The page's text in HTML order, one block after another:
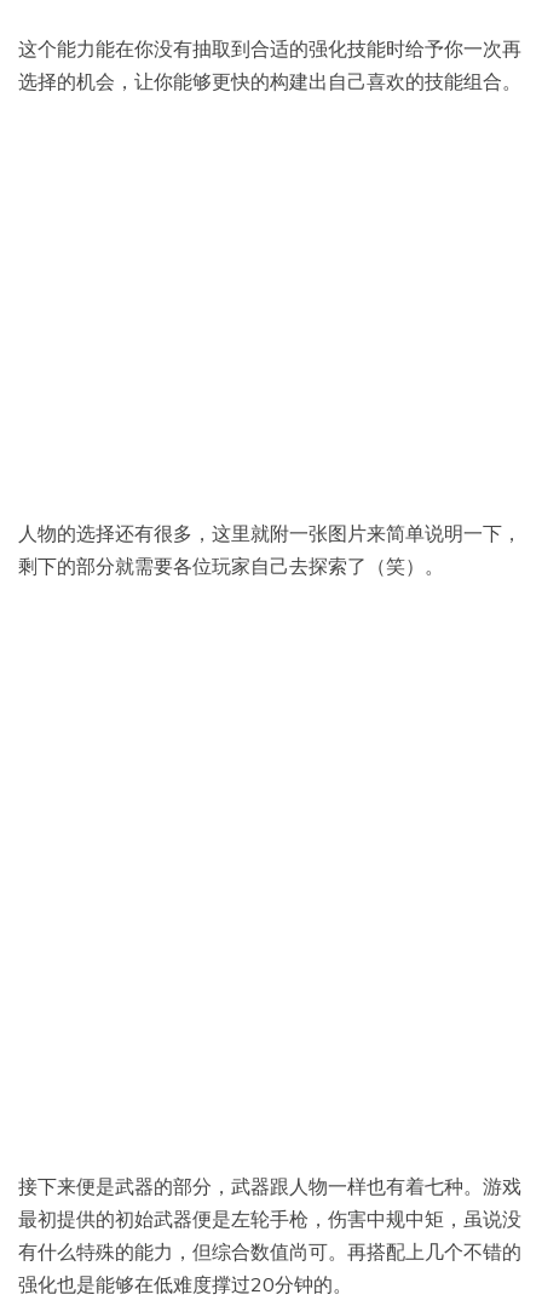
这个能力能在你没有抽取到合适的强化技能时给予你一次再
选择的机会，让你能够更快的构建出自己喜欢的技能组合。
人物的选择还有很多，这里就附一张图片来简单说明一下，
剩下的部分就需要各位玩家自己去探索了（笑）。
接下来便是武器的部分，武器跟人物一样也有着七种。游戏
最初提供的初始武器便是左轮手枪，伤害中规中矩，虽说没
有什么特殊的能力，但综合数值尚可。再搭配上几个不错的
强化也是能够在低难度撑过20分钟的。